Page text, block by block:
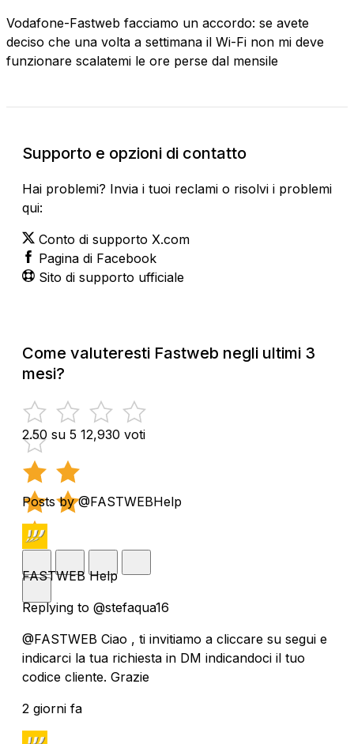
Vodafone-Fastweb facciamo un accordo: se avete
deciso che una volta a settimana il Wi-Fi non mi deve
funzionare scalatemi le ore perse dal mensile
Supporto e opzioni di contatto
Hai problemi? Invia i tuoi reclami o risolvi i problemi
qui:
Conto di supporto X.com
Pagina di Facebook
Sito di supporto ufficiale
Come valuteresti Fastweb negli ultimi 3
mesi?
2.50 su 5 12,930 voti
Posts by @FASTWEBHelp
FASTWEB Help
Replying to @stefaqua16
@FASTWEB Ciao , ti invitiamo a cliccare su segui e
indicarci la tua richiesta in DM indicandoci il tuo
codice cliente. Grazie
2 giorni fa